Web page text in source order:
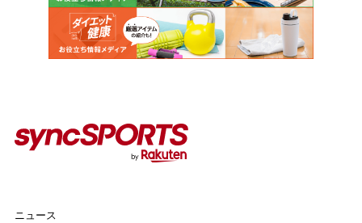
#バスケットボール
#トップアスリートの愛用品
#アスリートのセカンドキャリア
ニュース